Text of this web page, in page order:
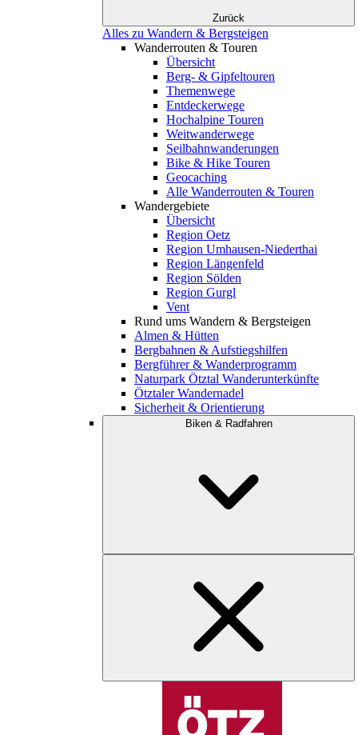
Zurück
Alles zu Wandern & Bergsteigen
Wanderrouten & Touren
Übersicht
Berg- & Gipfeltouren
Themenwege
Entdeckerwege
Hochalpine Touren
Weitwanderwege
Seilbahnwanderungen
Bike & Hike Touren
Geocaching
Alle Wanderrouten & Touren
Wandergebiete
Übersicht
Region Oetz
Region Umhausen-Niederthai
Region Längenfeld
Region Sölden
Region Gurgl
Vent
Rund ums Wandern & Bergsteigen
Almen & Hütten
Bergbahnen & Aufstiegshilfen
Bergführer & Wanderprogramm
Naturpark Ötztal Wanderunterkünfte
Ötztaler Wandernadel
Sicherheit & Orientierung
Biken & Radfahren